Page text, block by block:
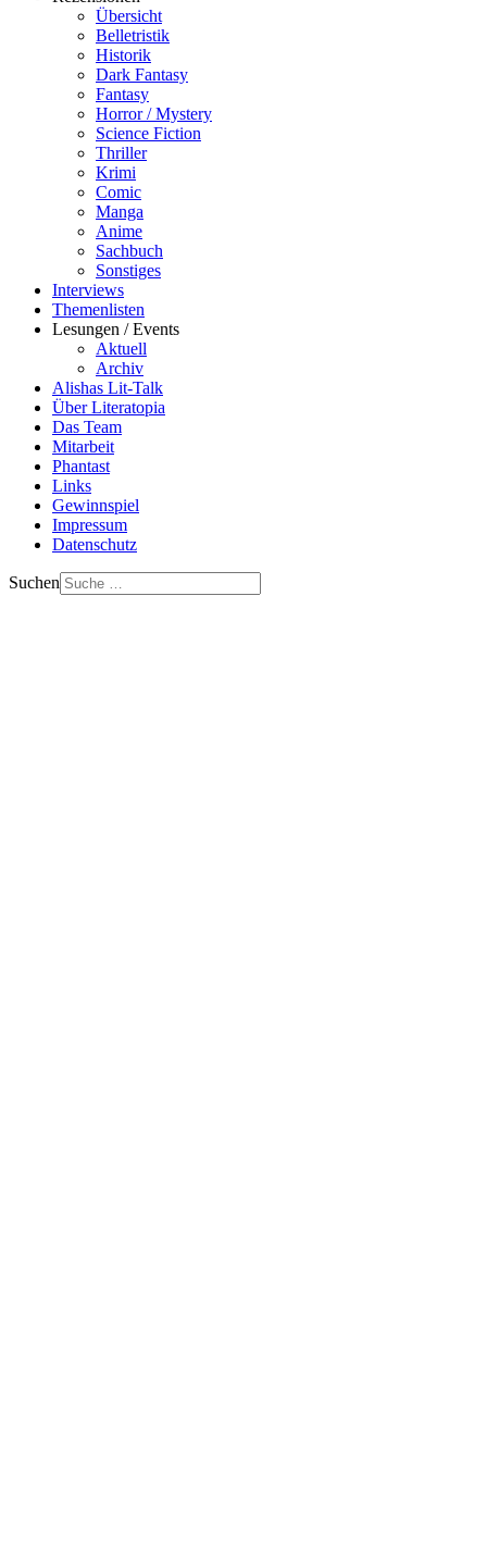
Übersicht
Belletristik
Historik
Dark Fantasy
Fantasy
Horror / Mystery
Science Fiction
Thriller
Krimi
Comic
Manga
Anime
Sachbuch
Sonstiges
Interviews
Themenlisten
Lesungen / Events
Aktuell
Archiv
Alishas Lit-Talk
Über Literatopia
Das Team
Mitarbeit
Phantast
Links
Gewinnspiel
Impressum
Datenschutz
Suchen